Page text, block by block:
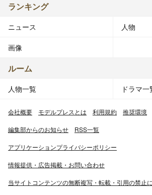
ランキング
ニュース 人物
画像
ルーム
人物一覧 ドラマ一
会社概要 モデルプレスとは 利用規約 推奨環境
編集部からのお知らせ RSS一覧
アプリケーションプライバシーポリシー
情報提供・広告掲載・お問い合わせ
当サイトコンテンツの無断複写・転載・引用の禁止